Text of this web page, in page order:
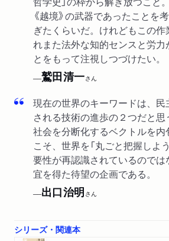
《越境》の武器であったことを
ぎたくらいだ。けれどもこの作
れまた法外な知的センスと労
とをもって注視しつづけたい。
──鷲田清一さん
現在の世界のキーワードは、
される技術の進歩の２つだと思
社会を分断化するベクトルを
こそ、世界を「丸ごと把握しよ
要性が再認識されているので
宜を得た待望の企画である。
──出口治明 さん
シリーズ・関連本